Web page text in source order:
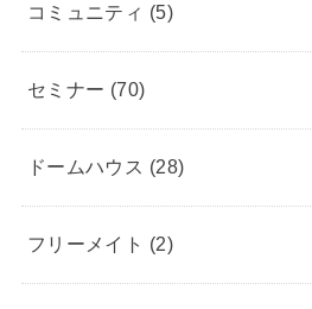
コミュニティ (5)
セミナー (70)
ドームハウス (28)
フリーメイト (2)